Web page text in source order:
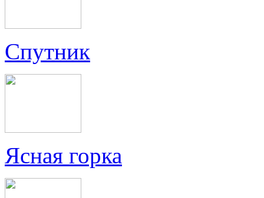
Спутник
Ясная горка